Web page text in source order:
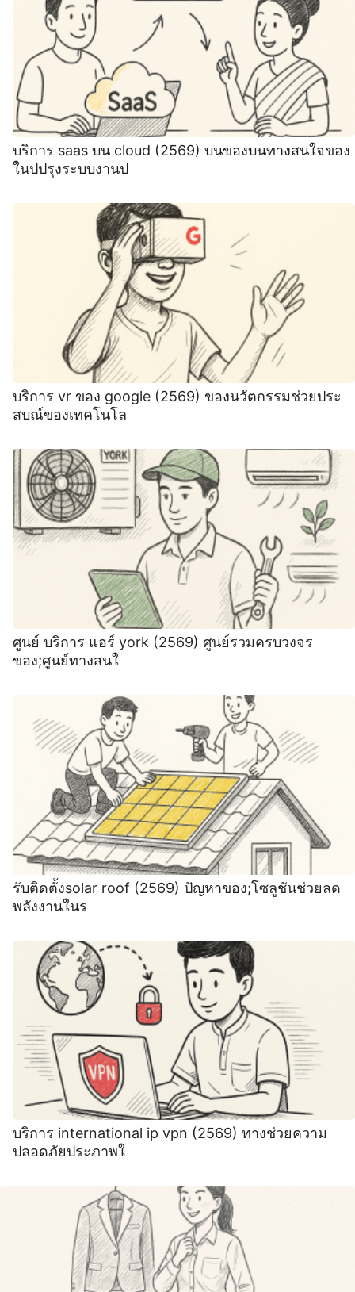
บริการ saas บน cloud (2569) บนของบนทางสนใจของ
ในปปรุงระบบงานป
บริการ vr ของ google (2569) ของนวัตกรรมช่วยประ
สบณ์ของเทคโนโล
ศูนย์ บริการ แอร์ york (2569) ศูนย์รวมครบวงจร
ของ;ศูนย์ทางสนใ
รับติดตั้งsolar roof (2569) ปัญหาของ;โซลูชันช่วยลด
พลังงานในร
บริการ international ip vpn (2569) ทางช่วยความ
ปลอดภัยประภาพใ